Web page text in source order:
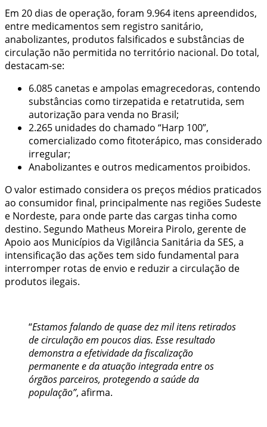
Em 20 dias de operação, foram 9.964 itens apreendidos,
entre medicamentos sem registro sanitário,
anabolizantes, produtos falsificados e substâncias de
circulação não permitida no território nacional. Do total,
destacam-se:
6.085 canetas e ampolas emagrecedoras, contendo
substâncias como tirzepatida e retatrutida, sem
autorização para venda no Brasil;
2.265 unidades do chamado “Harp 100”,
comercializado como fitoterápico, mas considerado
irregular;
Anabolizantes e outros medicamentos proibidos.
O valor estimado considera os preços médios praticados
ao consumidor final, principalmente nas regiões Sudeste
e Nordeste, para onde parte das cargas tinha como
destino. Segundo Matheus Moreira Pirolo, gerente de
Apoio aos Municípios da Vigilância Sanitária da SES, a
intensificação das ações tem sido fundamental para
interromper rotas de envio e reduzir a circulação de
produtos ilegais.
“Estamos falando de quase dez mil itens retirados
de circulação em poucos dias. Esse resultado
demonstra a efetividade da fiscalização
permanente e da atuação integrada entre os
órgãos parceiros, protegendo a saúde da
população”, afirma.